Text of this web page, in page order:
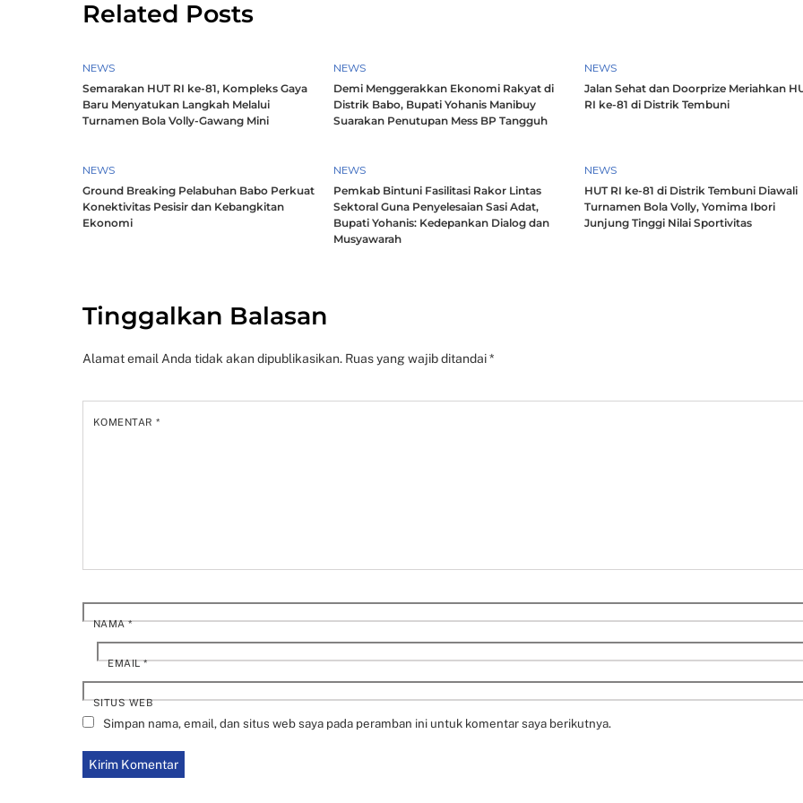
Related Posts
NEWS
Semarakan HUT RI ke-81, Kompleks Gaya
Baru Menyatukan Langkah Melalui
Turnamen Bola Volly-Gawang Mini
NEWS
Demi Menggerakkan Ekonomi Rakyat di
Distrik Babo, Bupati Yohanis Manibuy
Suarakan Penutupan Mess BP Tangguh
NEWS
Jalan Sehat dan Doorprize Meriahkan
RI ke-81 di Distrik Tembuni
NEWS
Ground Breaking Pelabuhan Babo Perkuat
Konektivitas Pesisir dan Kebangkitan
Ekonomi
NEWS
Pemkab Bintuni Fasilitasi Rakor Lintas
Sektoral Guna Penyelesaian Sasi Adat,
Bupati Yohanis: Kedepankan Dialog dan
Musyawarah
NEWS
HUT RI ke-81 di Distrik Tembuni Diawali
Turnamen Bola Volly, Yomima Ibori
Junjung Tinggi Nilai Sportivitas
Tinggalkan Balasan
Alamat email Anda tidak akan dipublikasikan. Ruas yang wajib ditandai*
KOMENTAR*
NAMA*
EMAIL*
SITUS WEB
Simpan nama, email, dan situs web saya pada peramban ini untuk komentar saya berikutnya.